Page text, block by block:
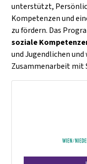
unterstützt,
Kompetenzen und
zu fördern. Das
soziale
und Jugendlichen
Zusammenarbeit mit